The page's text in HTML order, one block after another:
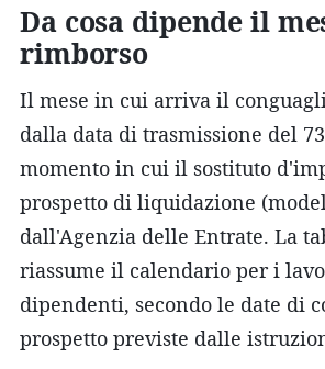
Da cosa dipende il
rimborso
Il mese in cui arriva il
dalla data di trasmissione del
momento in cui il sostituto
prospetto di liquidazione
dall'Agenzia delle Entrate. La
riassume il calendario per i
dipendenti, secondo le date di
prospetto previste dalle